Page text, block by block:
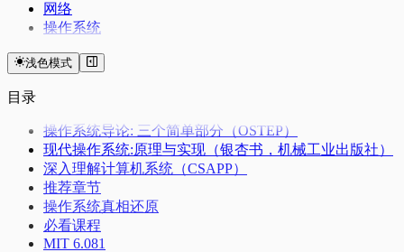
网络
操作系统
浅色模式
目录
操作系统导论: 三个简单部分 （OSTEP）
现代操作系统:原理与实现 （银杏书，机械工业出版社）
深入理解计算机系统 （CSAPP）
推荐章节
操作系统真相还原
必看课程
MIT 6.081